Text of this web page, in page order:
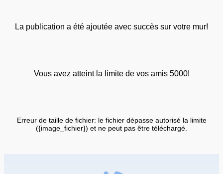
La publication a été ajoutée avec succès sur votre mur!
Vous avez atteint la limite de vos amis 5000!
Erreur de taille de fichier: le fichier dépasse autorisé la limite
({image_fichier}) et ne peut pas être téléchargé.